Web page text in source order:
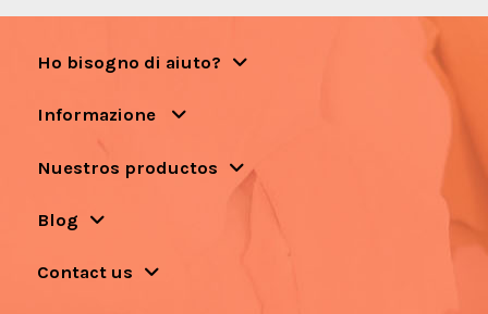
Ho bisogno di aiuto?
Informazione
Nuestros productos
Blog
Contact us